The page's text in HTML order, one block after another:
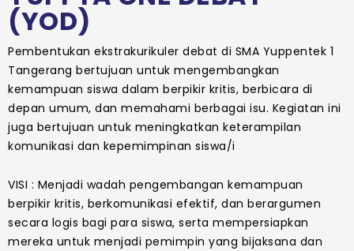
(YOD)
Pembentukan ekstrakurikuler debat di SMA Yuppentek 1
Tangerang bertujuan untuk mengembangkan
kemampuan siswa dalam berpikir kritis, berbicara di
depan umum, dan memahami berbagai isu. Kegiatan ini
juga bertujuan untuk meningkatkan keterampilan
komunikasi dan kepemimpinan siswa/i
VISI : Menjadi wadah pengembangan kemampuan
berpikir kritis, berkomunikasi efektif, dan berargumen
secara logis bagi para siswa, serta mempersiapkan
mereka untuk menjadi pemimpin yang bijaksana dan